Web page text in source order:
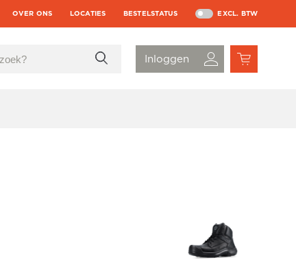
OVER ONS LOCATIES BESTELSTATUS EXCL. BTW